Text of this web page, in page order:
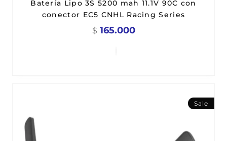
Batería Lipo 3S 5200 mah 11.1V 90C con
conector EC5 CNHL Racing Series
$ 165.000
Sale